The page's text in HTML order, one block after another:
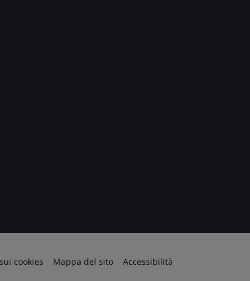
cookies Mappa del sito Accessibilità